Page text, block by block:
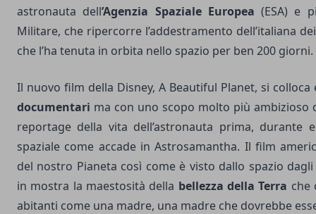
astronauta dell’Agenzia Spaziale Europea (ESA) e
Militare, che ripercorre l’addestramento dell’italiana
che l’ha tenuta in orbita nello spazio per ben 200 giorni.
Il nuovo film della Disney, A Beautiful Planet, si
documentari ma con uno scopo molto più ambizioso
reportage della vita dell’astronauta prima, durante
spaziale come accade in Astrosamantha. Il film
del nostro Pianeta così come è visto dallo spazio
in mostra la maestosità della bellezza della Terra che
abitanti come una madre, una madre che dovrebbe